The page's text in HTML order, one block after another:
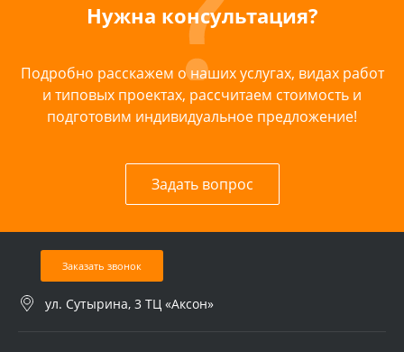
Нужна консультация?
Подробно расскажем о наших услугах, видах работ
и типовых проектах, рассчитаем стоимость и
подготовим индивидуальное предложение!
Задать вопрос
Заказать звонок
ул. Сутырина, 3 ТЦ «Аксон»